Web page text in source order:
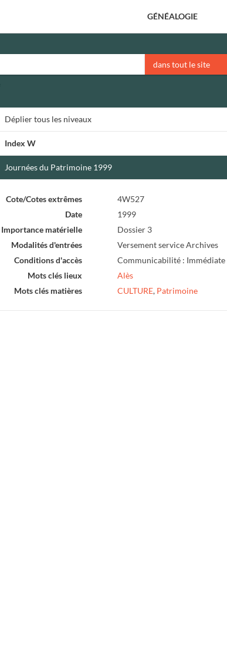
GÉNÉALOGIE
dans tout le site
Dépliertous les niveaux
Index W
Journées du Patrimoine 1999
Cote/Cotes extrêmes
4W527
Date
1999
Importance matérielle
Dossier 3
Modalités d'entrées
Versement service Archives
Conditions d'accès
Communicabilité : Immédiate
Mots clés lieux
Alès
Mots clés matières
CULTURE, Patrimoine